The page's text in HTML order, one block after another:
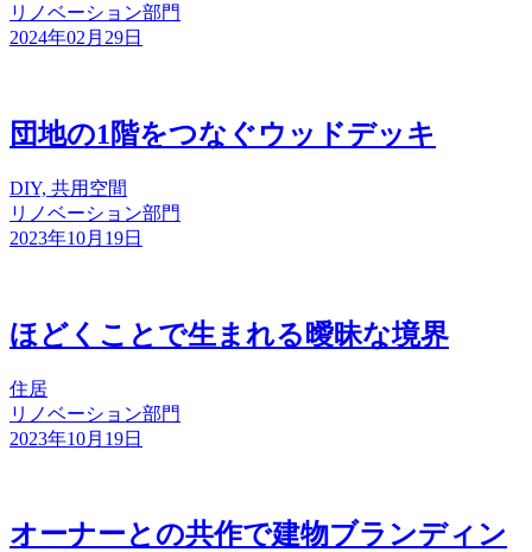
リノベーション部門
2024年02月29日
団地の1階をつなぐウッドデッキ
DIY, 共用空間
リノベーション部門
2023年10月19日
ほどくことで生まれる曖昧な境界
住居
リノベーション部門
2023年10月19日
オーナーとの共作で建物ブランディン